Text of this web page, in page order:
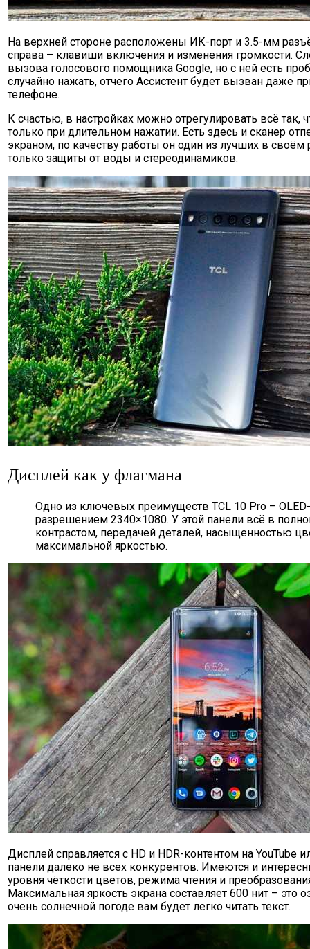
На верхней стороне расположены ИК-порт и 3.5-мм
справа – клавиши включения и изменения громкости.
вызова голосового помощника Google, но с ней есть
случайно нажать, отчего Ассистент будет вызван даже
телефоне.
К счастью, в настройках можно отрегулировать всё
только при длительном нажатии. Есть здесь и сканер
экраном, по качеству работы он один из лучших в своём
только защиты от воды и стереодинамиков.
Дисплей как у флагмана
Одно из ключевых преимуществ TCL 10 Pro –
разрешением 2340×1080. У этой панели всё в
контрастом, передачей деталей, насыщенностью
максимальной яркостью.
Дисплей справляется с HD и HDR-контентом на YouTube
панели далеко не всех конкурентов. Имеются и
уровня чёткости цветов, режима чтения и
Максимальная яркость экрана составляет 600 нит – это
очень солнечной погоде вам будет легко читать текст.